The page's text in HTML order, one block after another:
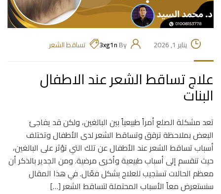
يناير 1, 2026 By
3xg1n تساقط الشعر
علاج تساقط الشعر عند الاطفال
البنات
تعد مشكلة الصلع أمراً طبيعياً بين البالغين، ولكن قد يفاجئ
البعض بملاحظة ترقق وتساقط الشعر لدى الأطفال وتختلف
أسباب تساقط الشعر عند الأطفال عن تلك التي تؤثر على البالغين،
حيث تنقسم إلى أسباب طبيعية وأخرى مرضية. ومن الجدير بالذكر أن
معظم الحالات تستجيب للعلاج بشكل فعّال. في هذا المقال
سنستعرض معاً الأسباب المحتملة لتساقط الشعر […]